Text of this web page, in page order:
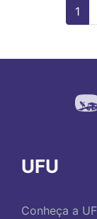
1
UFU
Conheça a